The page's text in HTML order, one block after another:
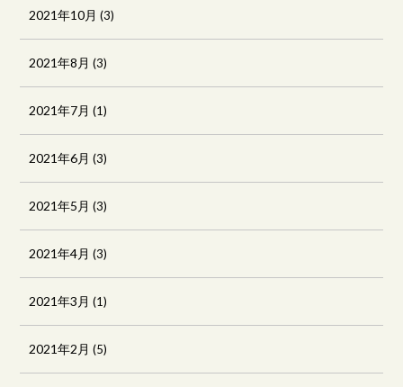
2021年10月 (3)
2021年8月 (3)
2021年7月 (1)
2021年6月 (3)
2021年5月 (3)
2021年4月 (3)
2021年3月 (1)
2021年2月 (5)